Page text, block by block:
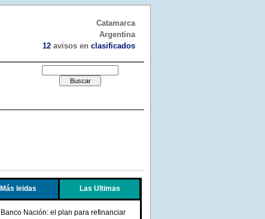
Catamarca
Argentina
12 avisos en clasificados
Más leidas Las Ultimas
Banco Nación: el plan para refinanciar